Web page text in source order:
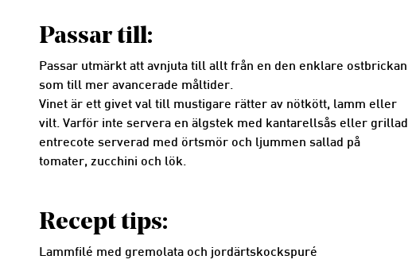
Passar till:
Passar utmärkt att avnjuta till allt från en den enklare ostbrickan
som till mer avancerade måltider.
Vinet är ett givet val till mustigare rätter av nötkött, lamm eller
vilt. Varför inte servera en älgstek med kantarellsås eller grillad
entrecote serverad med örtsmör och ljummen sallad på
tomater, zucchini och lök.
Recept tips:
Lammfilé med gremolata och jordärtskockspuré